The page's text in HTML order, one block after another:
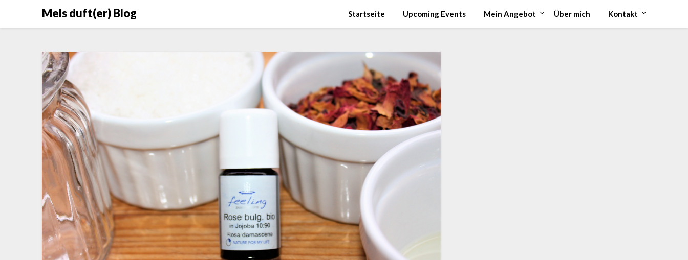
Mels duft(er) Blog Startseite Upcoming Events Mein Angebot Über mich Kontakt